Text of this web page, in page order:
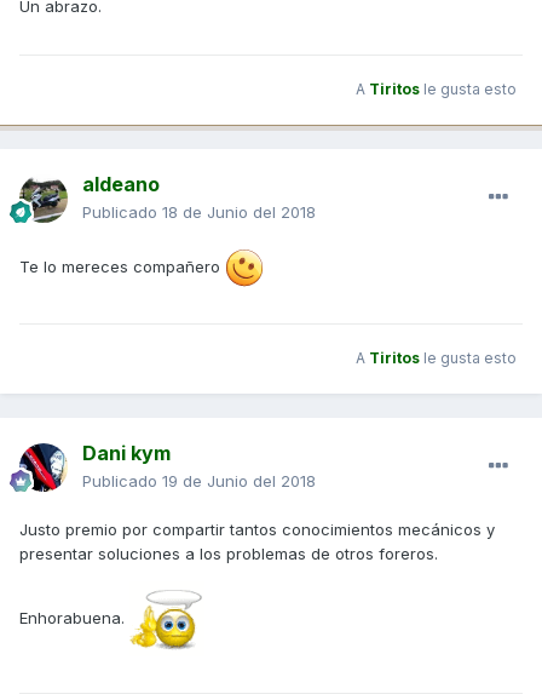
Un abrazo.
A Tiritos le gusta esto
aldeano
Publicado 18 de Junio del 2018
Te lo mereces compañero
A Tiritos le gusta esto
Dani kym
Publicado 19 de Junio del 2018
Justo premio por compartir tantos conocimientos mecánicos y
presentar soluciones a los problemas de otros foreros.
Enhorabuena.